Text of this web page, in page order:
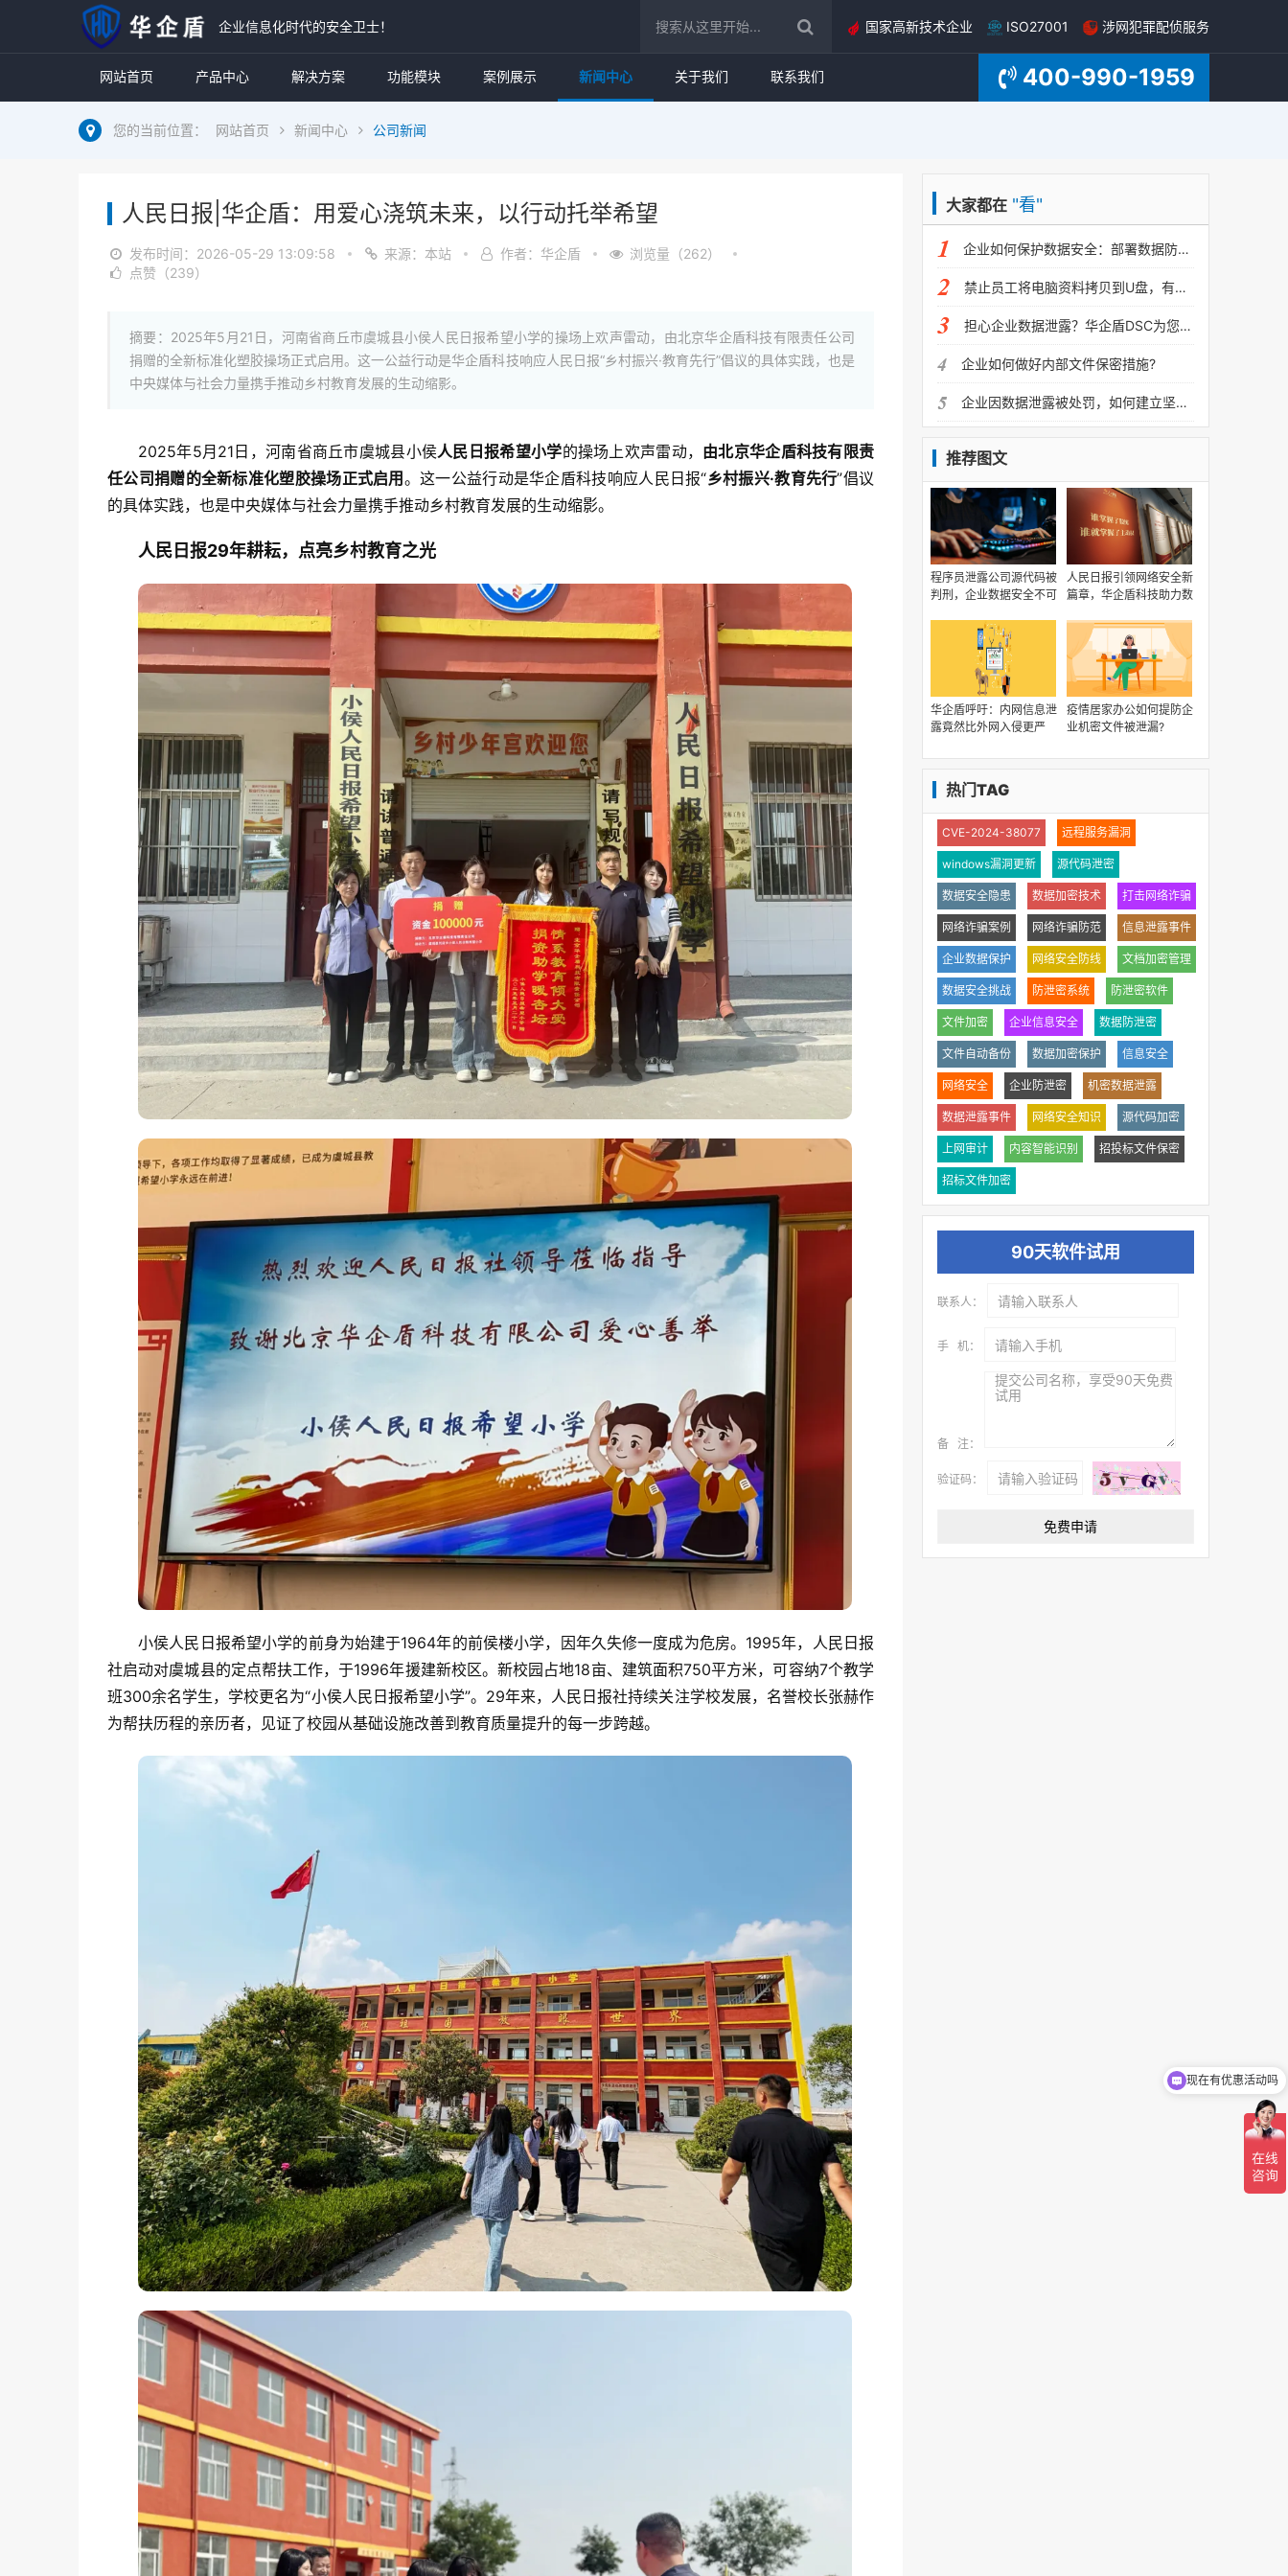
企业信息化时代的安全卫士！ 国家高新技术企业 ISO27001 涉网犯罪配侦服务
网站首页 产品中心 解决方案 功能模块 案例展示 新闻中心 关于我们 联系我们 400-990-1959
您的当前位置： 网站首页 新闻中心 公司新闻
人民日报|华企盾：用爱心浇筑未来，以行动托举希望
发布时间： 2026-05-29 13:09:58 来源：本站 作者：华企盾
浏览量（262）
点赞（239）
摘要：2025年5月21日，河南省商丘市虞城县小侯人民日报希望小学的操场上欢声雷动，由北京华企盾科技有限责任公司
捐赠的全新标准化塑胶操场正式启用。这一公益行动是华企盾科技响应人民日报“乡村振兴·教育先行”倡议的具体实践，也是
中央媒体与社会力量携手推动乡村教育发展的生动缩影。
2025年5月21日，河南省商丘市虞城县小侯人民日报希望小学的操场上欢声雷动， 由北京华企盾科技有限责
任公司捐赠的全新标准化塑胶操场正式启用 。这一公益行动是华企盾科技响应人民日报“乡村振兴·教育先行”倡议
的具体实践，也是中央媒体与社会力量携手推动乡村教育发展的生动缩影。
人民日报29年耕耘，点亮乡村教育之光
小侯人民日报希望小学的前身为始建于1964年的前侯楼小学，因年久失修一度成为危房。1995年，人民日报
社启动对虞城县的定点帮扶工作，于1996年援建新校区。新校园占地18亩、建筑面积750平方米，可容纳7个教学
班300余名学生，学校更名为“小侯人民日报希望小学”。29年来，人民日报社持续关注学校发展，名誉校长张赫作
为帮扶历程的亲历者，见证了校园从基础设施改善到教育质量提升的每一步跨越。
大家都在 "看"
企业如何保护数据安全：部署数据防泄密系统
禁止员工将电脑资料拷贝到U盘，有哪些方法？
担心企业数据泄露？华企盾DSC为您保驾护航
企业如何做好内部文件保密措施?
企业因数据泄露被处罚，如何建立坚固的网络安全防线？
推荐图文
程序员泄露公司源代码被
判刑，企业数据安全不可
人民日报引领网络安全新
篇章，华企盾科技助力数
华企盾呼吁：内网信息泄
露竟然比外网入侵更严
疫情居家办公如何提防企
业机密文件被泄漏?
热门TAG
CVE-2024-38077 远程服务漏洞
windows漏洞更新 源代码泄密
数据安全隐患 数据加密技术 打击网络诈骗
网络诈骗案例 网络诈骗防范 信息泄露事件
企业数据保护 网络安全防线 文档加密管理
数据安全挑战 防泄密系统 防泄密软件
文件加密 企业信息安全 数据防泄密
文件自动备份 数据加密保护 信息安全
网络安全 企业防泄密 机密数据泄露
数据泄露事件 网络安全知识 源代码加密
上网审计 内容智能识别 招投标文件保密
招标文件加密
90天软件试用
联系人：
手 机：
备 注：
验证码：
可以介绍下你们的产品么